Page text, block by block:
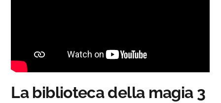
La biblioteca della magia 3